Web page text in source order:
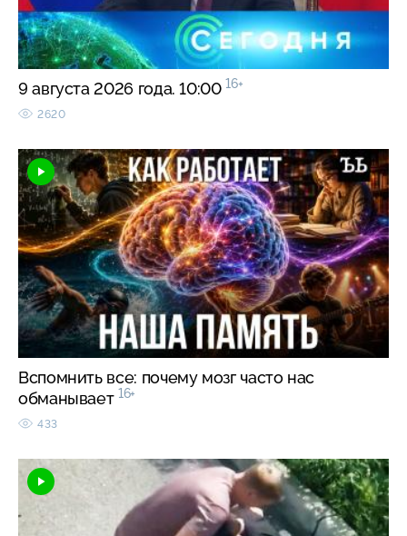
9 августа 2026 года. 10:00 16+
2620
Вспомнить все: почему мозг часто нас
обманывает 16+
433